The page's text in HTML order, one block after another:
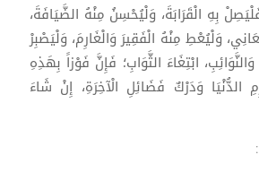
بِهِ الْقَرَابَةَ، وَلْيُحْسِنُ مِنْهُ الضَّيَافَةَ،
وَلْيُعْطِ مِنْهُ الْفَقِيرَ وَالْغَارِمَ، وَلْيَصْبِرْ
ابْتِغَاءَ الثَّوَابِ؛ فَإِنَّ فَوْزاً بِهَذِهِ
وَدَرْكٌ فَضَائِلِ الْآخِرَةِ، إِنْ شَاءَ